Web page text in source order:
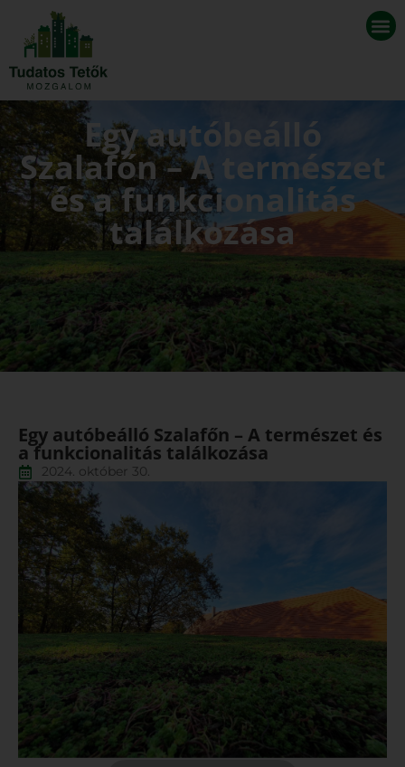
Egy autóbeálló
Szalafőn – A természet
és a funkcionalitás
találkozása
Egy autóbeálló Szalafőn – A természet és
a funkcionalitás találkozása
2024. október 30.